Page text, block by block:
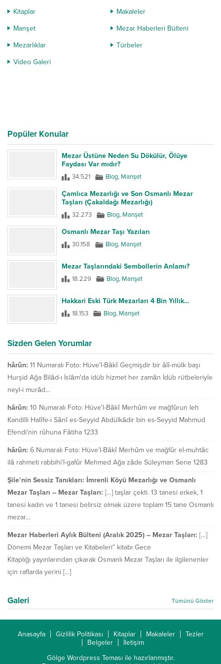
Kitaplar
Makaleler
Manşet
Mezar Haberleri Bülteni
Mezarlıklar
Türbeler
Video Galeri
Popüler Konular
Mezar Üstüne Neden Su Dökülür, Ölüye
Faydası Var mıdır?
34.521 Blog, Manşet
Çamlıca Mezarlığı ve Son Osmanlı Mezar
Taşları (Çakaldağı Mezarlığı)
32.273 Blog, Manşet
Osmanlı Mezar Taşı Yazıları
30.158 Blog, Manşet
Mezar Taşlarındaki Sembollerin Anlamı?
18.229 Blog, Manşet
Hakkari Eski Türk Mezarları 4 Bin Yıllık…
18.153 Blog, Manşet
Sizden Gelen Yorumlar
hârûn: 11 Numaralı Foto: Hüve'l-Bâkî Geçmişdir bir âlî-mülk başı
Hurşid Ağa Bilâd-ı İslâm'da idüb hizmet her zamân İdüb rütbeleriyle
neyl-i murâd...
hârûn: 10 Numaralı Foto: Hüve'l-Bâkî Merhûm ve mağfûrun leh
Kandilli Halîfe-i Sânî es-Seyyid Abdülkâdir bin es-Seyyid Mahmud
Efendi'nin rûhuna Fâtiha 1233
hârûn: 6 Numaralı Foto: Hüve’l-Bâkî Merhûm ve mağfûr el-muhtâc
ilâ rahmeti rabbihi’l-gafûr Mehmed Ağa zâde Süleyman Sene 1283
Şile’nin Sessiz Tanıkları: İmrenli Köyü Mezarlığı ve Osmanlı
Mezar Taşları – Mezar Taşları: […] taşlar çekti. 13 tanesi erkek, 1
tanesi kadın ve 1 tanesi belirsiz olmak üzere toplam 15 tane Osmanlı
mezar...
Mezar Haberleri Aylık Bülteni (Aralık 2025) – Mezar Taşları: […]
Dönemi Mezar Taşları ve Kitabeleri” kitabı Gece
Kitaplığı yayınlarından çıkarak Osmanlı Mezar Taşları ile ilgilenenler
için raflarda yerini […]
Galeri Tümünü Göster
Anasayfa Gizlilik Politikası Kitaplar Makaleler
Tezler
Belgeler
İletişim
Gölge Wordpress Teması ile hazırlanmıştır.